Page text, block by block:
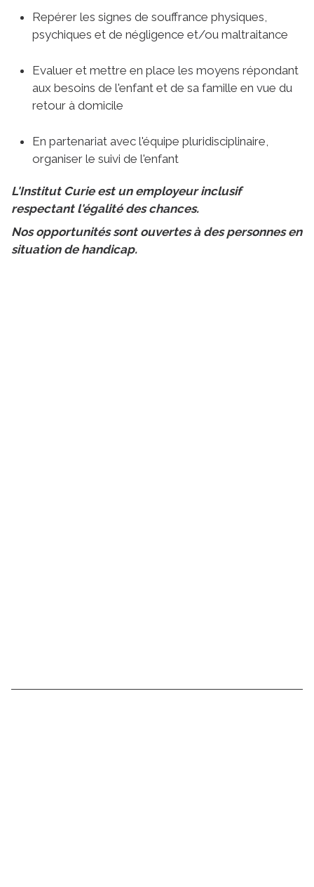
Repérer les signes de souffrance physiques,
psychiques et de négligence et/ou maltraitance
Evaluer et mettre en place les moyens répondant
aux besoins de l'enfant et de sa famille en vue du
retour à domicile
En partenariat avec l'équipe pluridisciplinaire,
organiser le suivi de l'enfant
L'Institut Curie est un employeur inclusif
respectant l'égalité des chances.
Nos opportunités sont ouvertes à des personnes en
situation de handicap.